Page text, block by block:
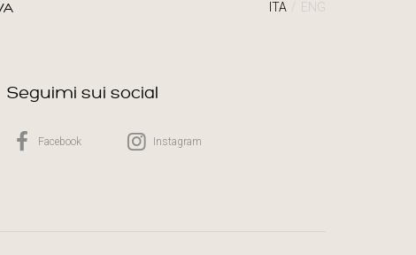
ITA ENG
Seguimi sui social
Facebook Instagram